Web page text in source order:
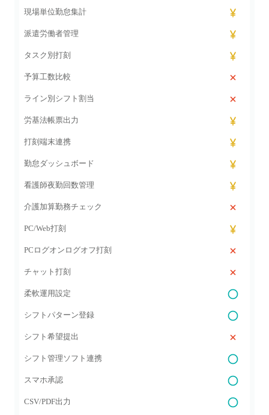
現場単位勤怠集計
派遣労働者管理
タスク別打刻
予算工数比較
ライン別シフト割当
労基法帳票出力
打刻端末連携
勤怠ダッシュボード
看護師夜勤回数管理
介護加算勤務チェック
PC/Web打刻
PCログオンログオフ打刻
チャット打刻
柔軟運用設定
シフトパターン登録
シフト希望提出
シフト管理ソフト連携
スマホ承認
CSV/PDF出力